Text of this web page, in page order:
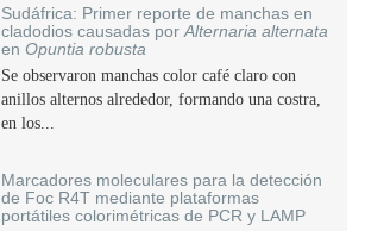
Sudáfrica: Primer reporte de manchas en
cladodios causadas por Alternaria alternata
en Opuntia robusta
Se observaron manchas color café claro con
anillos alternos alrededor, formando una costra,
en los...
Marcadores moleculares para la detección
de Foc R4T mediante plataformas
portátiles colorimétricas de PCR y LAMP